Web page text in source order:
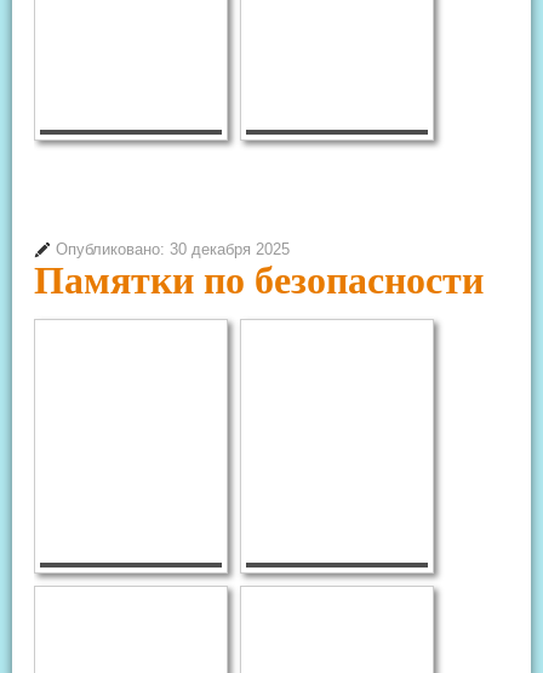
Опубликовано: 30 декабря 2025
Памятки по безопасности